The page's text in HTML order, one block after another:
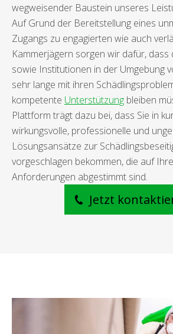
wegweisender Baustein unseres
Auf Grund der Bereitstellung eines
Zugangs zu engagierten wie auch
Kammerjägern sorgen wir dafür,
sowie Institutionen in der Umgebung
sehr lange mit ihren
kompetente Unterstützung bleiben
Plattform trägt dazu bei, dass Sie in
wirkungsvolle, professionelle und
Lösungsansätze zur
vorgeschlagen bekommen, die auf
Anforderungen abgestimmt sind.
Jetzt